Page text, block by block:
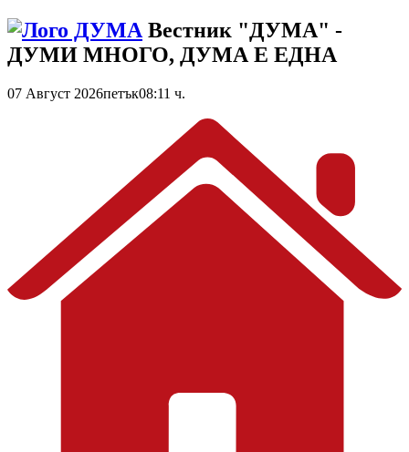
Вестник "ДУМА" -
ДУМИ МНОГО, ДУМА Е ЕДНА
07 Август 2026петък08:11 ч.